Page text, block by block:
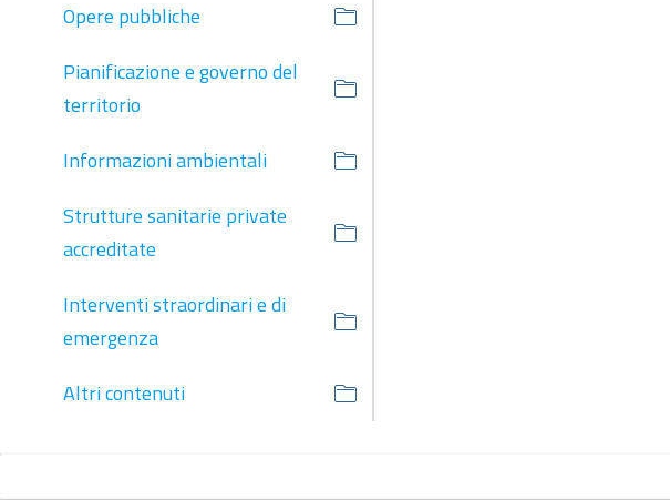
Opere pubbliche
Pianificazione e governo del
territorio
Informazioni ambientali
Strutture sanitarie private
accreditate
Interventi straordinari e di
emergenza
Altri contenuti